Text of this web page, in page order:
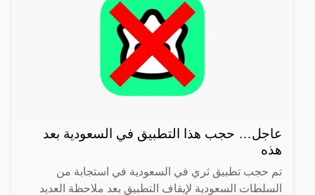
عاجل… حجب هذا التطبيق في السعودية بعد
هذه
تم حجب تطبيق ثري في السعودية في استجابة من
السلطات السعودية لإيقاف التطبيق بعد ملاحظة العديد